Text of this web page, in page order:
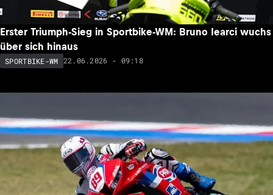
Erster Triumph-Sieg in Sportbike-WM: Bruno Iearci wuchs
über sich hinaus
SPORTBIKE-WM 22.06.2026 - 09:18